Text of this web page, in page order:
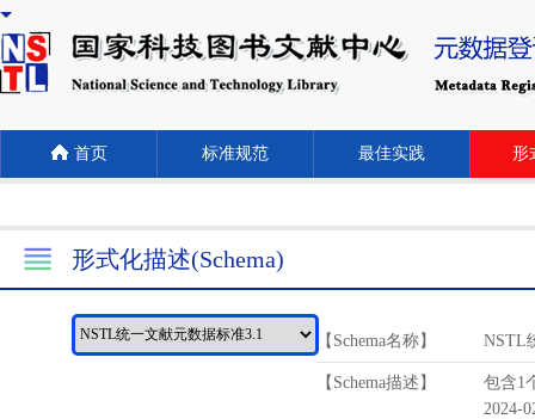
首页 标准规范 最佳实践 形
形式化描述(Schema)
【Schema名称】 NSTL
【Schema描述】
包含1
2024-